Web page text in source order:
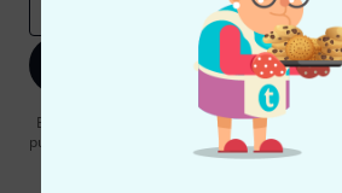
S'inscrire
En cliquant sur "S'inscrire maintenant", vous
publicités par e-mail. La désinscription est
pouvez trouver plus d'informations à ce